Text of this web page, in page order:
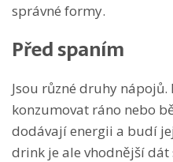
správné formy.
Před spaním
Jsou různé druhy nápojů.
konzumovat ráno nebo
dodávají energii a budí
drink je ale vhodnější